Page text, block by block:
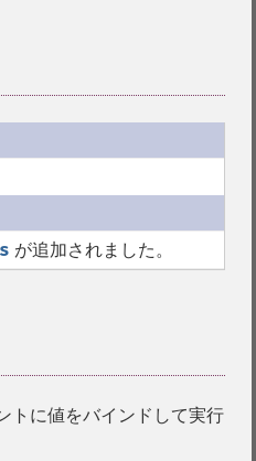
が追加されました。
トに値をバインドして実行